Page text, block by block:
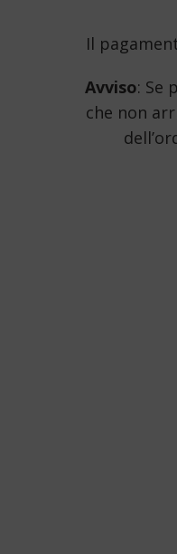
Il
Avviso: Se
che non